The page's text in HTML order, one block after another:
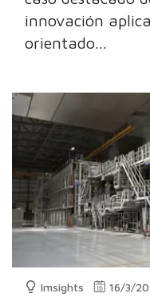
innovación
orientado...
Imsights 16/3/